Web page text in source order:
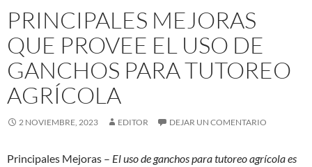
PRINCIPALES MEJORAS
QUE PROVEE EL USO DE
GANCHOS PARA TUTOREO
AGRÍCOLA
2 NOVIEMBRE, 2023 EDITOR DEJAR UN COMENTARIO
Principales Mejoras – El uso de ganchos para tutoreo agrícola es